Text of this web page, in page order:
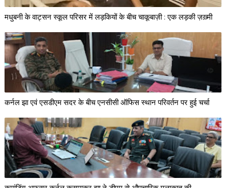
मधुबनी के वाट्सन स्कूल परिसर में लड़कियों के बीच चाकूबाज़ी : एक लड़की ज़ख़्मी
कर्नल झा एवं एसडीएम सदर के बीच एनसीसी ऑफिस स्थान परिवर्तन पर हुई चर्चा